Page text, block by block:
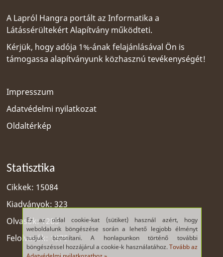
Ez az oldal cookie-kat (sütiket) használ azért, hogy
weboldalunk böngészése során a lehető legjobb élményt
tudjuk biztosítani. A honlapunkon történő további
böngészéssel hozzájárul a cookie-k használatához.Tovább az
A Lapról Hangra portált azInformatika a
Látássérültekért Alapítvány működteti.
Kérjük, hogy adója 1%-ának felajánlásával Ön is
támogassa alapítványunk közhasznú tevékenységét!
Impresszum
Adatvédelmi nyilatkozat
Oldaltérkép
Statisztika
Cikkek: 15084
Kiadványok: 323
Olvasók: 1285
Felolvasók: 1975